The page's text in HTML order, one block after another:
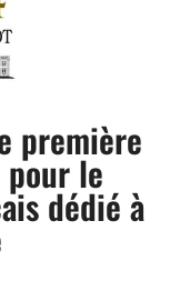
première
le
dédié à